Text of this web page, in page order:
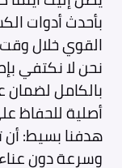
بأحدث أدوات
القوي خلال
نحن لا نكتفي
بالكامل لضمان
أصلية للحفاظ
هدفنا بسيط: أن
وسرعة دون